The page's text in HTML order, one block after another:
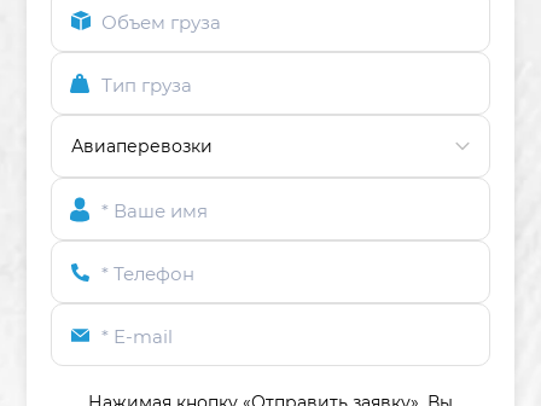
Объем груза
Тип груза
* Ваше имя
* Телефон
* E-mail